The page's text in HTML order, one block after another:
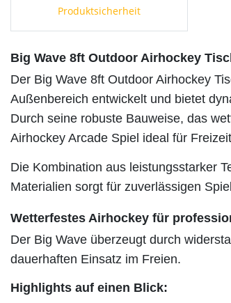
Produktsicherheit
Big Wave 8ft Outdoor Airhockey
Der Big Wave 8ft Outdoor Airhockey
Außenbereich entwickelt und bietet
Durch seine robuste Bauweise, das
Airhockey Arcade Spiel ideal für
Die Kombination aus leistungsstarker
Materialien sorgt für zuverlässigen
Wetterfestes Airhockey für
Der Big Wave überzeugt durch
dauerhaften Einsatz im Freien.
Highlights auf einen Blick: